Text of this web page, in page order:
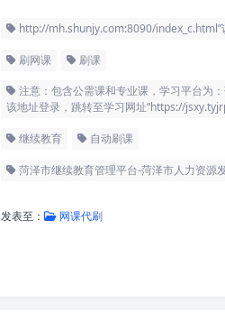
http://mh.shunjy.com:8090/
刷网课
刷课
注意：包含公需课和专业课，学习平台为
该地址登录，跳转至学习网址“https://
继续教育 自动刷课
菏泽市继续教育管理平台-菏泽市人力资
发表至： 网课代刷